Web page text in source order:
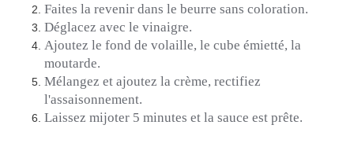
Faites la revenir dans le beurre sans coloration.
Déglacez avec le vinaigre.
Ajoutez le fond de volaille, le cube émietté, la
moutarde.
Mélangez et ajoutez la crème, rectifiez
l'assaisonnement.
Laissez mijoter 5 minutes et la sauce est prête.